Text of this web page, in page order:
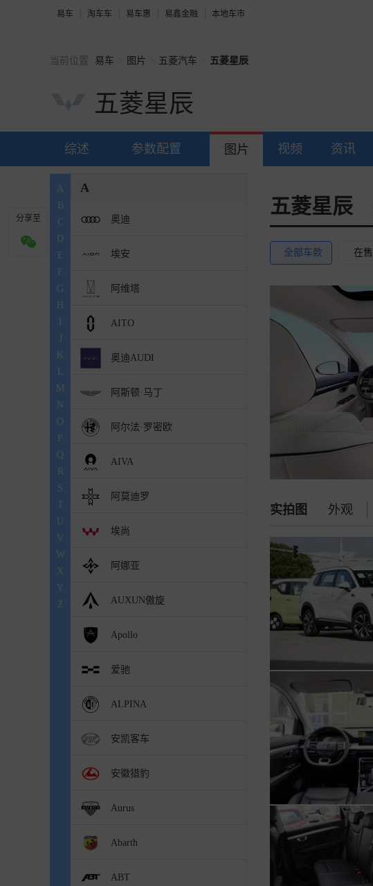
易车 淘车车 易车惠 易鑫金融 本地车市
当前位置: 易车 图片 五菱汽车 五菱星辰
五菱星辰
综述 参数配置 图片 视频 资讯
A
B
C
D
E
F
G
H
J
K
L
M
N
O
P
Q
R
S
T
U
V
W
X
Y
Z
A
奥迪
埃安
阿维塔
AITO
奥迪AUDI
阿斯顿·马丁
阿尔法·罗密欧
AIVA
阿莫迪罗
埃尚
阿娜亚
AUXUN傲旋
Apollo
爱驰
ALPINA
安凯客车
安徽猎豹
Aurus
Abarth
ABT
五菱星辰
全部车款 在售
实拍图 外观
分享至